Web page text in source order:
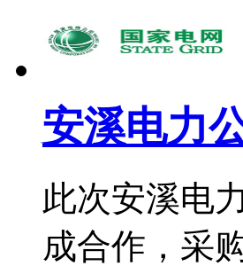
安溪电力
此次安溪电
成合作，采